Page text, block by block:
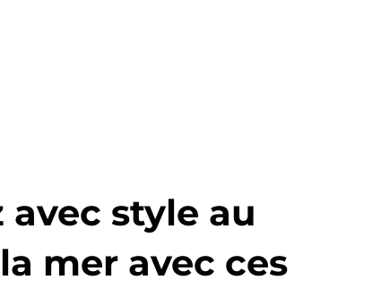
avec style au
mer avec ces